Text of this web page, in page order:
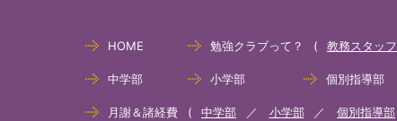
HOME 勉強クラブって？ 教務スタッフ
中学部 小学部 個別指導部
月謝＆諸経費 中学部 小学部 個別指導部